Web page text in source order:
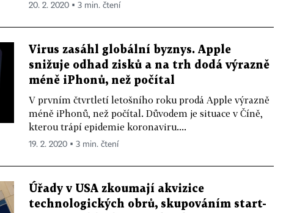
20. 2. 2020 ▪ 3 min. čtení
Virus zasáhl globální byznys. Apple
snižuje odhad zisků a na trh dodá výrazně
méně iPhonů, než počítal
V prvním čtvrtletí letošního roku prodá Apple výrazně
méně iPhonů, než počítal. Důvodem je situace v Číně,
kterou trápí epidemie koronaviru....
19. 2. 2020 ▪ 3 min. čtení
Úřady v USA zkoumají akvizice
technologických obrů, skupováním start-